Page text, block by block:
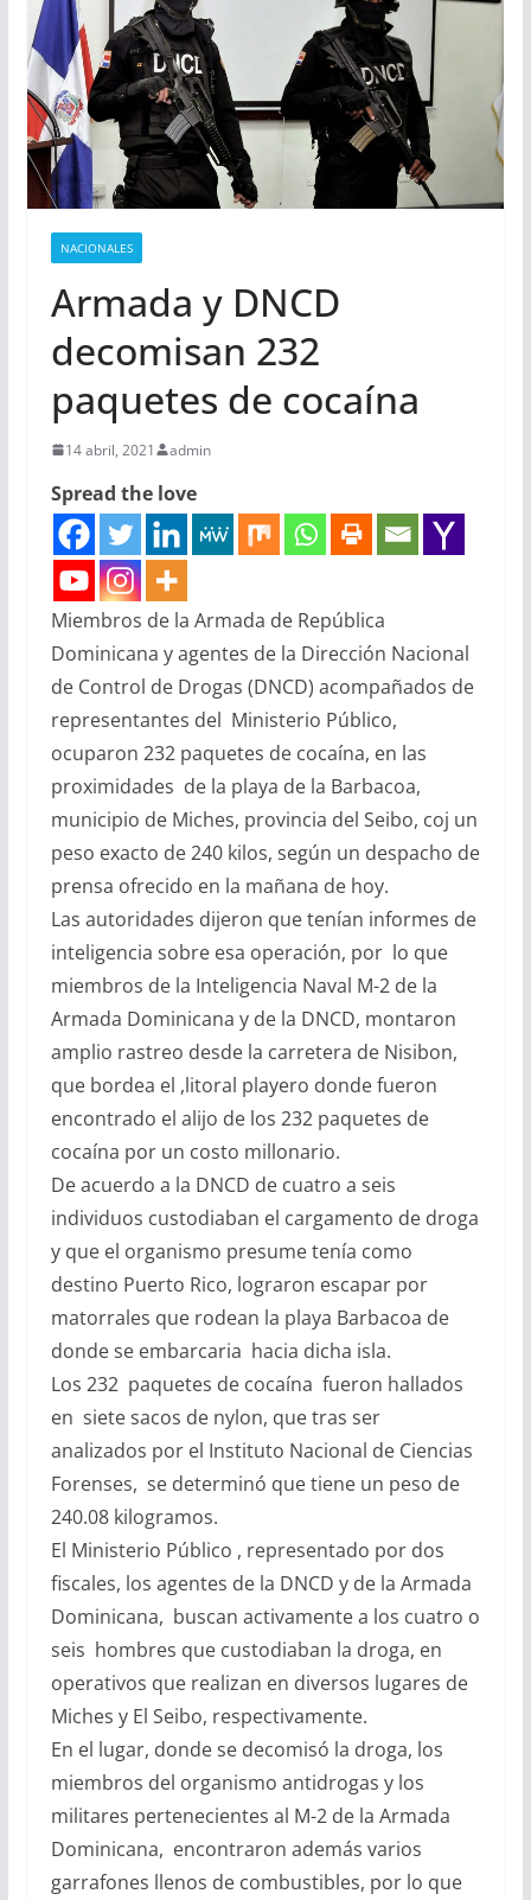
NACIONALES
Armada y DNCD
decomisan 232
paquetes de cocaína
14 abril, 2021 admin
Spread the love
Miembros de la Armada de República
Dominicana y agentes de la Dirección Nacional
de Control de Drogas (DNCD) acompañados de
representantes del Ministerio Público,
ocuparon 232 paquetes de cocaína, en las
proximidades de la playa de la Barbacoa,
municipio de Miches, provincia del Seibo, coj un
peso exacto de 240 kilos, según un despacho de
prensa ofrecido en la mañana de hoy.
Las autoridades dijeron que tenían informes de
inteligencia sobre esa operación, por lo que
miembros de la Inteligencia Naval M-2 de la
Armada Dominicana y de la DNCD, montaron
amplio rastreo desde la carretera de Nisibon,
que bordea el ,litoral playero donde fueron
encontrado el alijo de los 232 paquetes de
cocaína por un costo millonario.
De acuerdo a la DNCD de cuatro a seis
individuos custodiaban el cargamento de droga
y que el organismo presume tenía como
destino Puerto Rico, lograron escapar por
matorrales que rodean la playa Barbacoa de
donde se embarcaria hacia dicha isla.
Los 232 paquetes de cocaína fueron hallados
en siete sacos de nylon, que tras ser
analizados por el Instituto Nacional de Ciencias
Forenses, se determinó que tiene un peso de
240.08 kilogramos.
El Ministerio Público , representado por dos
fiscales, los agentes de la DNCD y de la Armada
Dominicana, buscan activamente a los cuatro o
seis hombres que custodiaban la droga, en
operativos que realizan en diversos lugares de
Miches y El Seibo, respectivamente.
En el lugar, donde se decomisó la droga, los
miembros del organismo antidrogas y los
militares pertenecientes al M-2 de la Armada
Dominicana, encontraron además varios
garrafones llenos de combustibles, por lo que